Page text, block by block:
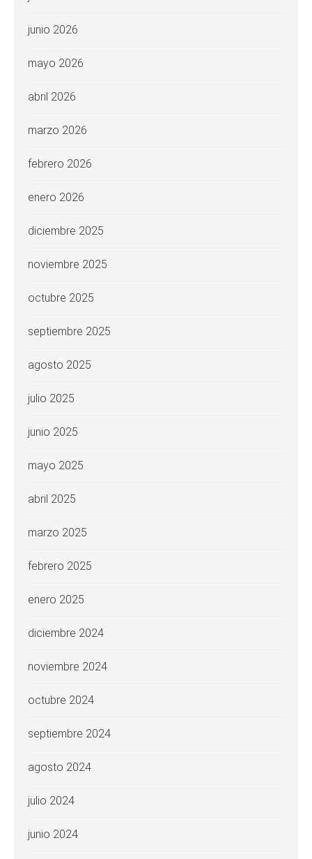
junio 2026
mayo 2026
abril 2026
marzo 2026
febrero 2026
enero 2026
diciembre 2025
noviembre 2025
octubre 2025
septiembre 2025
agosto 2025
julio 2025
junio 2025
mayo 2025
abril 2025
marzo 2025
febrero 2025
enero 2025
diciembre 2024
noviembre 2024
octubre 2024
septiembre 2024
agosto 2024
julio 2024
junio 2024